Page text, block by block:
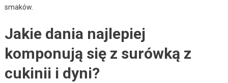
smaków.
Jakie dania najlepiej
komponują się z surówką z
cukinii i dyni?